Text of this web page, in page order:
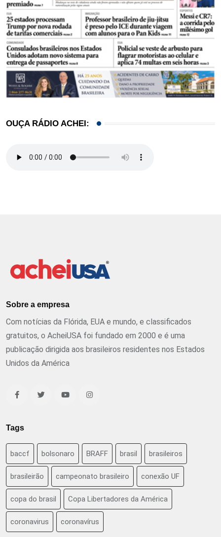
OUÇA RÁDIO ACHEI:
Sobre a empresa
Com notícias da Flórida, EUA e mundo, e classificados
gratuitos, o AcheiUSA foi fundado em 2000 e é uma
publicação dirigida aos brasileiros residentes nos Estados
Unidos da América
Tags
baccf bolsonaro BRAFF brasil brasileiros
brasileirão campeonato brasileiro conexão UF
copa do brasil Copa Libertadores da América
coronavirus coronavírus